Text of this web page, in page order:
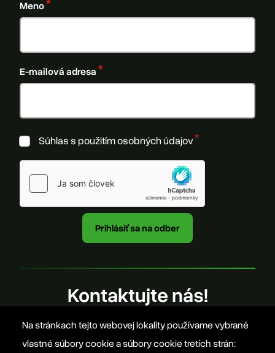
Meno
E-mailová adresa
Súhlas s použitím osobných údajov
Kontaktujte nás!
office@szovetseg.sk
Na stránkach tejto webovej lokality používame vybrané
vlastné súbory cookie a súbory cookie tretích strán: